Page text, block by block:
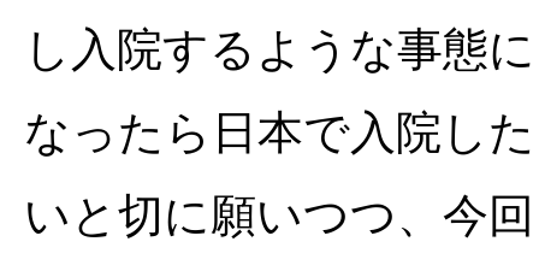
し入院するような事態に
なったら日本で入院した
いと切に願いつつ、今回